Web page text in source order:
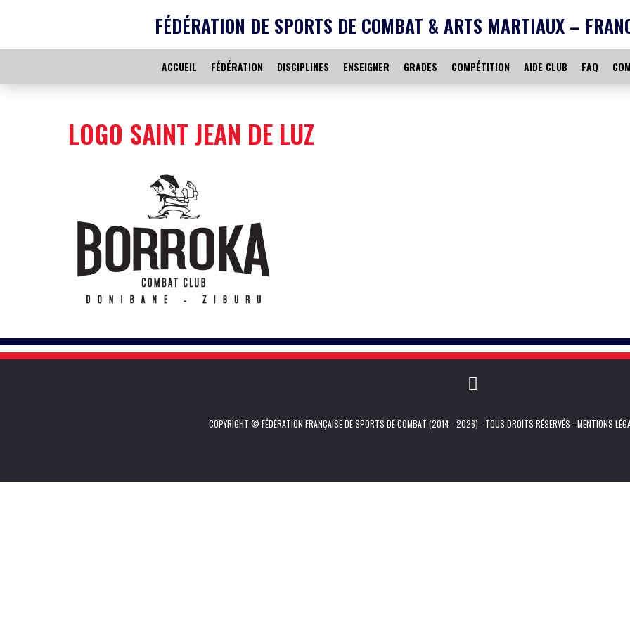
FÉDÉRATION DE SPORTS DE COMBAT & ARTS MARTIAUX –
ACCUEIL FÉDÉRATION DISCIPLINES ENSEIGNER GRADES COMPÉTITION AIDE CLUB FAQ
LOGO SAINT JEAN DE LUZ
COPYRIGHT © FÉDÉRATION FRANÇAISE DE SPORTS DE COMBAT (2014 - 2026) - TOUS DROITS RÉSERVÉS -MENTIONS